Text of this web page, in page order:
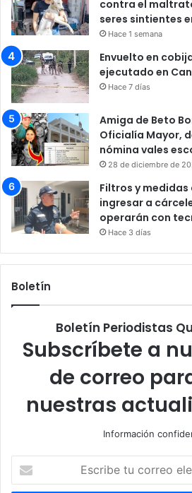
contra el
seres sintientes
Hace 1 semana
Envuelto en
ejecutado en
Hace 7 días
Amiga de Beto
Oficialía Mayor,
nómina vales
28 de diciembre de
Filtros y
ingresar a
operarán con
Hace 3 días
Boletín
Boletín Periodistas
Subscríbete a
de correo
nuestras
Información